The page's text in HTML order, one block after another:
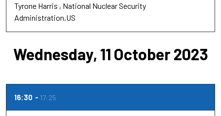
Tyrone Harris
National Nuclear Security
Administration,US
Wednesday, 11 October 2023
16:30 17:25